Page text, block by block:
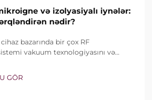
və izolyasiyalı iynələr:
nədir?
cihaz bazarında bir çox RF
vakuum texnologiyasını və
xüsusiyyətlərin mövcud olub-olmaması
müalicə zamanı necə dəqiq işlədiyi
GÖR